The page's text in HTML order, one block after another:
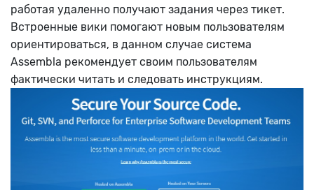
работая удаленно получают задания через тикет.
Встроенные вики помогают новым пользователям
ориентироваться, в данном случае система
Assembla рекомендует своим пользователям
фактически читать и следовать инструкциям.